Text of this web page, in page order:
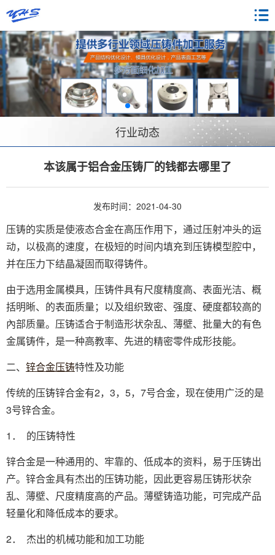
行业动态
本该属于铝合金压铸厂的钱都去哪里了
发布时间：2021-04-30
压铸的实质是使液态合金在高压作用下，通过压射冲头的运
动，以极高的速度，在极短的时间内填充到压铸模型腔中，
并在压力下结晶凝固而取得铸件。
由于选用金属模具，压铸件具有尺度精度高、表面光洁、概
括明晰、的表面质量；以及组织致密、强度、硬度都较高的
內部质量。压铸适合于制造形状杂乱、薄壁、批量大的有色
金属铸件，是一种高教率、先进的精密零件成形技能。
二、 锌合金压铸特性及功能
传统的压铸锌合金有2，3，5，7号合金，现在使用广泛的是
3号锌合金。
1． 的压铸特性
锌合金是一种通用的、牢靠的、低成本的资料，易于压铸出
产。锌合金具有杰出的压铸功能，因此更容易压铸形状杂
乱、薄壁、尺度精度高的产品。薄壁铸造功能，可完成产品
轻量化和降低成本的要求。
2． 杰出的机械功能和加工功能